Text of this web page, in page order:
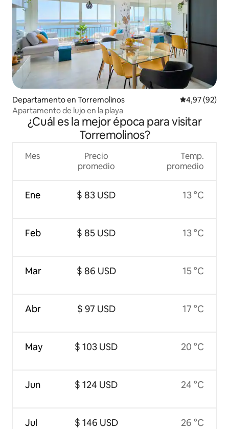
Departamento en Torremolinos Calificación
4,97 (92)
Apartamento de lujo en la playa
¿Cuál es la mejor época para visitar
Torremolinos?
Mes
Ene
Feb
Mar
Abr
May
Jun
Jul
Precio
promedio
$ 83 USD
$ 85 USD
$ 86 USD
$ 97 USD
$ 103 USD
$ 124 USD
$ 146 USD
Temp.
promedio
13 °C
13 °C
15 °C
17 °C
20 °C
24 °C
26 °C